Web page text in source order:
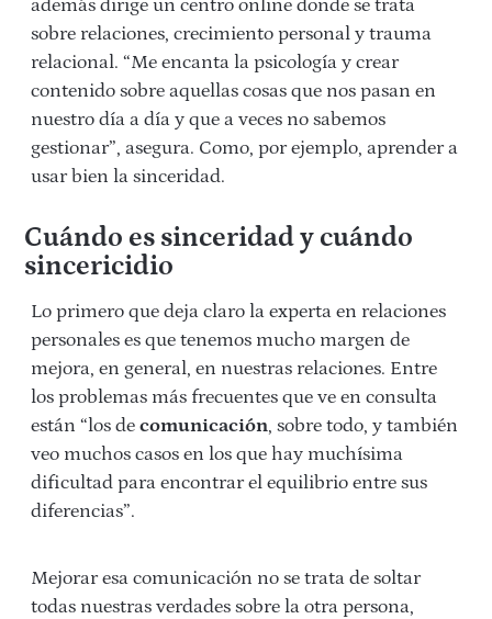
además dirige un centro online donde se trata
sobre relaciones, crecimiento personal y trauma
relacional. “Me encanta la psicología y crear
contenido sobre aquellas cosas que nos pasan en
nuestro día a día y que a veces no sabemos
gestionar”, asegura. Como, por ejemplo, aprender a
usar bien la sinceridad.
Cuándo es sinceridad y cuándo
sincericidio
Lo primero que deja claro la experta en relaciones
personales es que tenemos mucho margen de
mejora, en general, en nuestras relaciones. Entre
los problemas más frecuentes que ve en consulta
están “los de comunicación, sobre todo, y también
veo muchos casos en los que hay muchísima
dificultad para encontrar el equilibrio entre sus
diferencias”.
Mejorar esa comunicación no se trata de soltar
todas nuestras verdades sobre la otra persona,